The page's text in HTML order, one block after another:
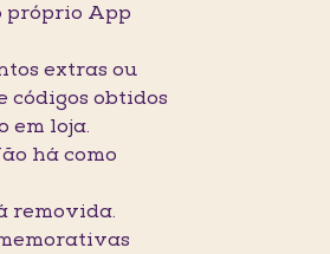
próprio App
extras ou
códigos obtidos
em loja.
há como
removida.